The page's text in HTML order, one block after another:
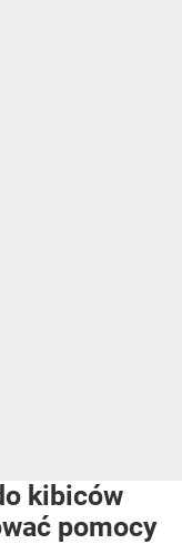
kibiców
pomocy